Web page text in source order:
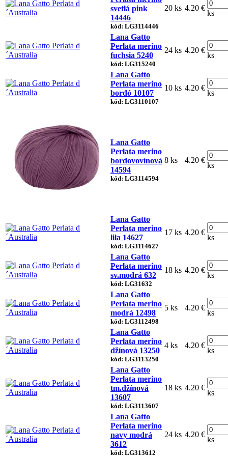
svetlá pink
14446
kód: LG3114446
20 ks 4.20 €
ks
Lana Gatto
Perlata merino
fuchsia 5240
kód: LG315240
24 ks 4.20 €
ks
Lana Gatto
Perlata merino
bordó 10107
kód: LG3110107
10 ks 4.20 €
ks
Lana Gatto
Perlata merino
bordovovínová
14594
kód: LG3114594
8 ks 4.20 €
ks
Lana Gatto
Perlata merino
lila 14627
kód: LG3114627
17 ks 4.20 €
ks
Lana Gatto
Perlata merino
sv.modrá 632
kód: LG31632
18 ks 4.20 €
ks
Lana Gatto
Perlata merino
modrá 12498
kód: LG3112498
5 ks 4.20 €
ks
Lana Gatto
Perlata merino
džínová 13250
kód: LG3113250
4 ks 4.20 €
ks
Lana Gatto
Perlata merino
tm.džínová
13607
kód: LG3113607
18 ks 4.20 €
ks
Lana Gatto
Perlata merino
navy modrá
3612
kód: LG313612
24 ks 4.20 €
ks